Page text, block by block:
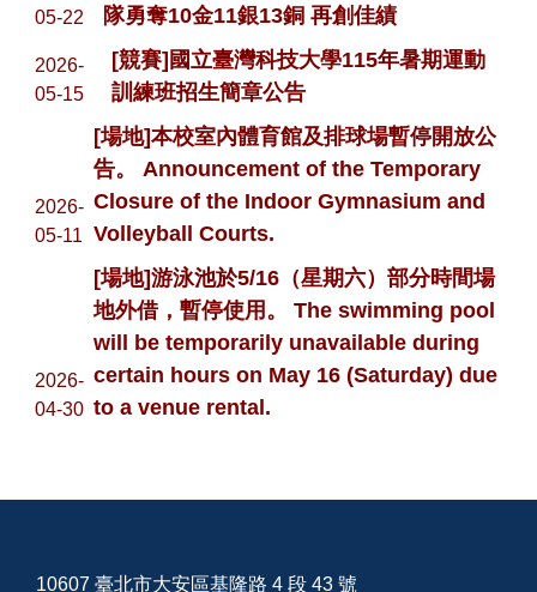
05-22
隊勇奪10金11銀13銅 再創佳績
2026-
05-15
[競賽]國立臺灣科技大學115年暑期運動
訓練班招生簡章公告
2026-
05-11
[場地]本校室內體育館及排球場暫停開放公
告。 Announcement of the Temporary
Closure of the Indoor Gymnasium and
Volleyball Courts.
2026-
04-30
[場地]游泳池於5/16（星期六）部分時間場
地外借，暫停使用。 The swimming pool
will be temporarily unavailable during
certain hours on May 16 (Saturday) due
to a venue rental.
10607 臺北市大安區基隆路 4 段 43 號